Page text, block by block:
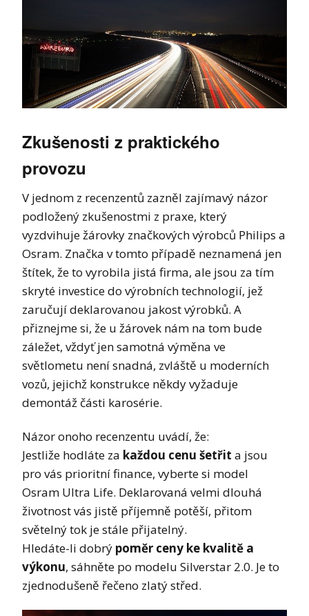
Zkušenosti z praktického
provozu
V jednom z recenzentů zazněl zajímavý názor
podložený zkušenostmi z praxe, který
vyzdvihuje žárovky značkových výrobců Philips a
Osram. Značka v tomto případě neznamená jen
štítek, že to vyrobila jistá firma, ale jsou za tím
skryté investice do výrobních technologií, jež
zaručují deklarovanou jakost výrobků. A
přiznejme si, že u žárovek nám na tom bude
záležet, vždyť jen samotná výměna ve
světlometu není snadná, zvláště u moderních
vozů, jejichž konstrukce někdy vyžaduje
demontáž části karosérie.
Názor onoho recenzentu uvádí, že:
Jestliže hodláte za každou cenu šetřit a jsou
pro vás prioritní finance, vyberte si model
Osram Ultra Life. Deklarovaná velmi dlouhá
životnost vás jistě příjemně potěší, přitom
světelný tok je stále přijatelný.
Hledáte-li dobrý poměr ceny ke kvalitě a
výkonu, sáhněte po modelu Silverstar 2.0. Je to
zjednodušeně řečeno zlatý střed.